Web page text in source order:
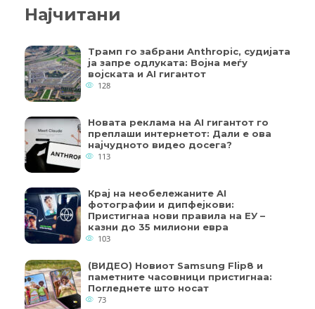
Најчитани
Трамп го забрани Anthropic, судијата
ја запре одлуката: Војна меѓу
војската и AI гигантот
128
Новата реклама на AI гигантот го
преплаши интернетот: Дали е ова
најчудното видео досега?
113
Крај на необележаните AI
фотографии и дипфејкови:
Пристигнаа нови правила на ЕУ –
казни до 35 милиони евра
103
(ВИДЕО) Новиот Samsung Flip8 и
паметните часовници пристигнаа:
Погледнете што носат
73